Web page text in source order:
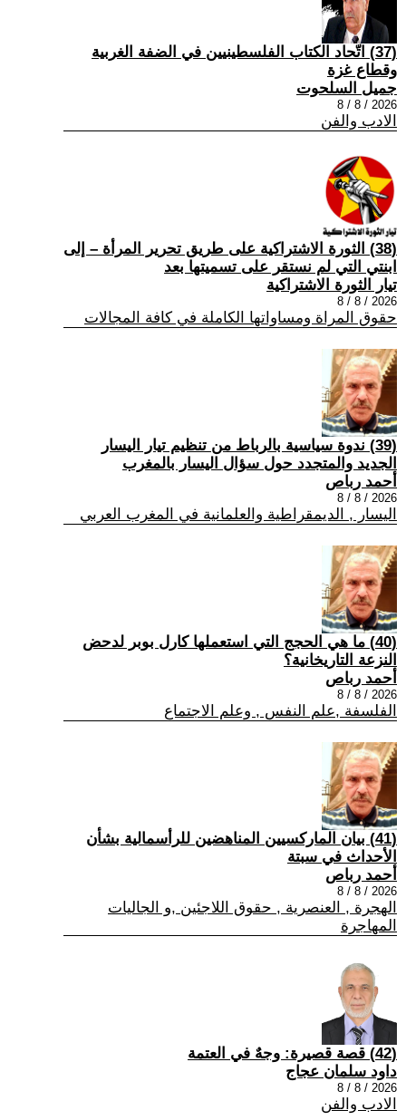
(37) اتّحاد الكتاب الفلسطينيين في الضفة الغربية
وقطاع غزة
جميل السلحوت
2026 / 8 / 8
الادب والفن
(38) الثورة الاشتراكية على طريق تحرير المرأة – إلى
ابنتي التي لم نستقر على تسميتها بعد
تيار الثورة الاشتراكية
2026 / 8 / 8
حقوق المراة ومساواتها الكاملة في كافة المجالات
(39) ندوة سياسية بالرباط من تنظيم تيار اليسار
الجديد والمتجدد حول سؤال اليسار بالمغرب
أحمد رباص
2026 / 8 / 8
اليسار , الديمقراطية والعلمانية في المغرب العربي
(40) ما هي الحجج التي استعملها كارل بوبر لدحض
النزعة التاريخانية؟
أحمد رباص
2026 / 8 / 8
الفلسفة ,علم النفس , وعلم الاجتماع
(41) بيان الماركسيين المناهضين للرأسمالية بشأن
الأحداث في سبتة
أحمد رباص
2026 / 8 / 8
الهجرة , العنصرية , حقوق اللاجئين ,و الجاليات
المهاجرة
(42) قصة قصيرة: وجهٌ في العتمة
داود سلمان عجاج
2026 / 8 / 8
الادب والفن